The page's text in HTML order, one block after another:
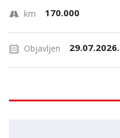
km 170.000
Objavljen 29.07.2026.